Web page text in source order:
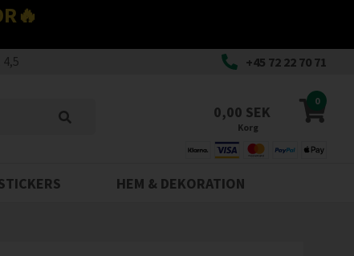
4,5 +45 72 22 70 71
0
0,00 SEK
Korg
HEM & DEKORATION